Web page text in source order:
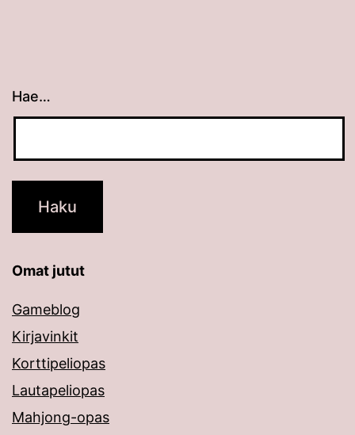
Hae…
Kun tuloksia tulee, voit selata niitä
Omat jutut
Gameblog
Kirjavinkit
Korttipeliopas
Lautapeliopas
Mahjong-opas